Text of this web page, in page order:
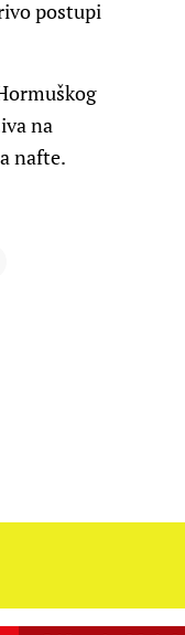
postupi
na
nafte.